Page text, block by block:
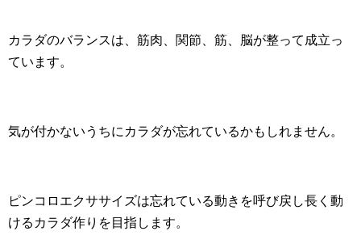
カラダのバランスは、筋肉、関節、筋、脳が整って成立っ
ています。
気が付かないうちにカラダが忘れているかもしれません。
ピンコロエクササイズは忘れている動きを呼び戻し長く動
けるカラダ作りを目指します。